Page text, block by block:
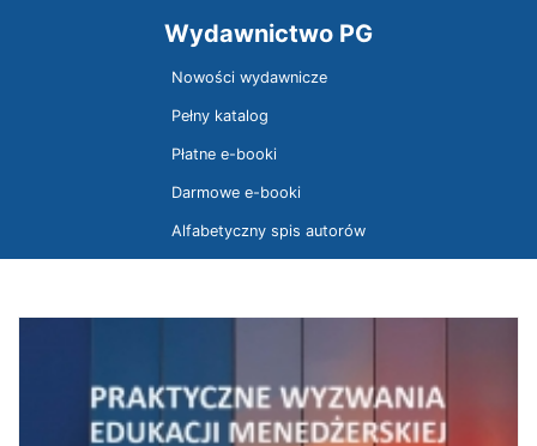
Wydawnictwo PG
Nowości wydawnicze
Pełny katalog
Płatne e-booki
Darmowe e-booki
Alfabetyczny spis autorów